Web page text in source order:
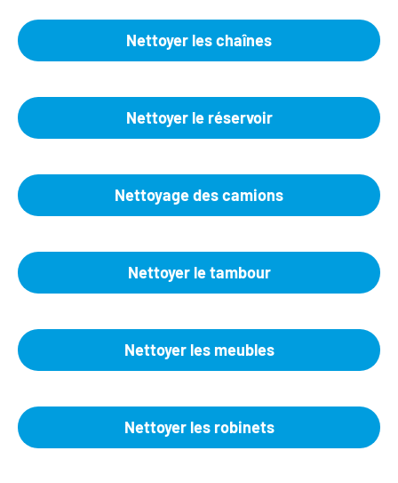
Nettoyer les chaînes
Nettoyer le réservoir
Nettoyage des camions
Nettoyer le tambour
Nettoyer les meubles
Nettoyer les robinets